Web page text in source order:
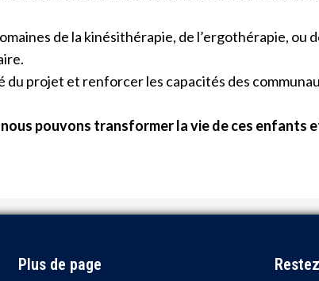
de la kinésithérapie, de l’ergothérapie, ou
projet et renforcer les capacités des
pouvons transformer la vie de ces enfants
Plus de page